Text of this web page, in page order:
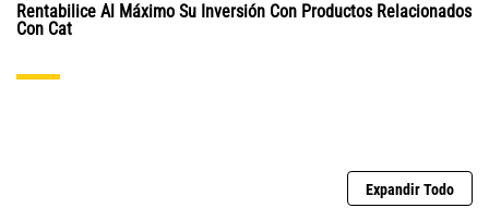
Rentabilice Al Máximo Su Inversión Con Productos Relacionados
Con Cat
Expandir Todo